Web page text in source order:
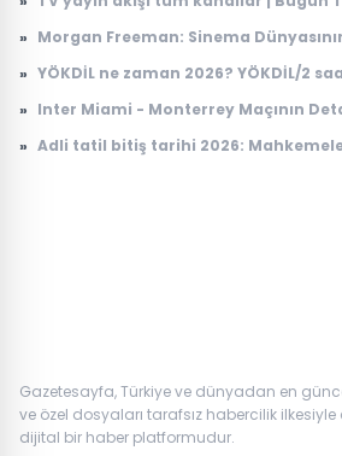
» Morgan Freeman: Sinema
» YÖKDİL ne zaman 2026? YÖKDİL/2
» Inter Miami - Monterrey Maçının
» Adli tatil bitiş tarihi 2026:
Gazetesayfa, Türkiye ve dünyadan en
ve özel dosyaları tarafsız habercilik
dijital bir haber platformudur.